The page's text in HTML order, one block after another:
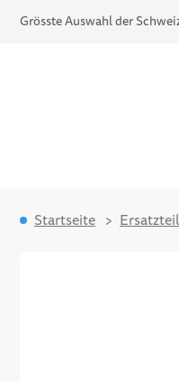
Grösste Auswahl der
Startseite